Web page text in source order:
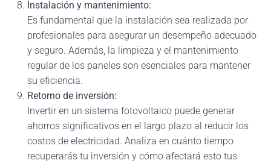
Instalación y mantenimiento:
Es fundamental que la instalación sea realizada por
profesionales para asegurar un desempeño adecuado
y seguro. Además, la limpieza y el mantenimiento
regular de los paneles son esenciales para mantener
su eficiencia.
Retorno de inversión:
Invertir en un sistema fotovoltaico puede generar
ahorros significativos en el largo plazo al reducir los
costos de electricidad. Analiza en cuánto tiempo
recuperarás tu inversión y cómo afectará esto tus